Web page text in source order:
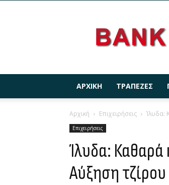
ΑΡΧΙΚΉ ΤΡΆΠΕΖΕΣ
Αρχική Επιχειρήσεις Ίλυδα:
Επιχειρήσεις
Ίλυδα: Καθαρά
Αύξηση